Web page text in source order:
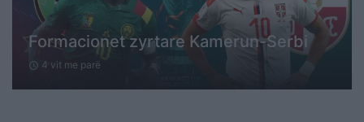
Formacionet zyrtare Kamerun-Serbi
schedule 4 vit me parë